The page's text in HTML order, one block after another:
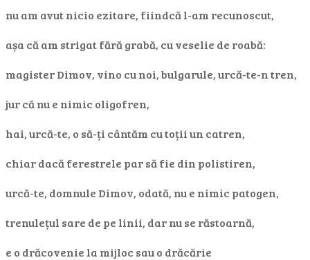
nu am avut nicio ezitare, fiindcă l-am recunoscut,
așa că am strigat fără grabă, cu veselie de roabă:
magister Dimov, vino cu noi, bulgarule, urcă-te-n tren,
jur că nu e nimic oligofren,
hai, urcă-te, o să-ți cântăm cu toții un catren,
chiar dacă ferestrele par să fie din polistiren,
urcă-te, domnule Dimov, odată, nu e nimic patogen,
trenulețul sare de pe linii, dar nu se răstoarnă,
e o drăcovenie la mijloc sau o drăcărie